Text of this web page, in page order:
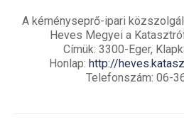
A kéményseprő-ipari
Heves Megyei a
Címük: 3300-Eger,
Honlap: http://
Telefonszám: 06-